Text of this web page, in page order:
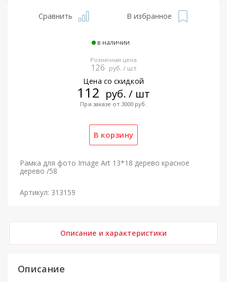
Сравнить В избранное
в наличии
Розничная цена
126 руб. / шт
Цена со скидкой
112 руб. / шт
При заказе от 3000 руб.
Рамка для фото Image Art 13*18 дерево красное
дерево /58
Артикул: 313159
Описание и характеристики
Описание